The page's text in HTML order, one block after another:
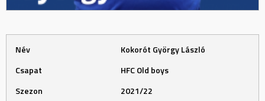
Név
Kokorót György László
Csapat
HFC Old boys
Szezon
2021/22